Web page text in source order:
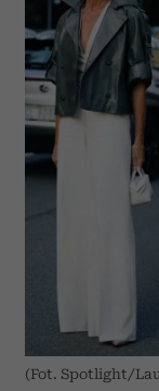
(Fot. Spotlight/